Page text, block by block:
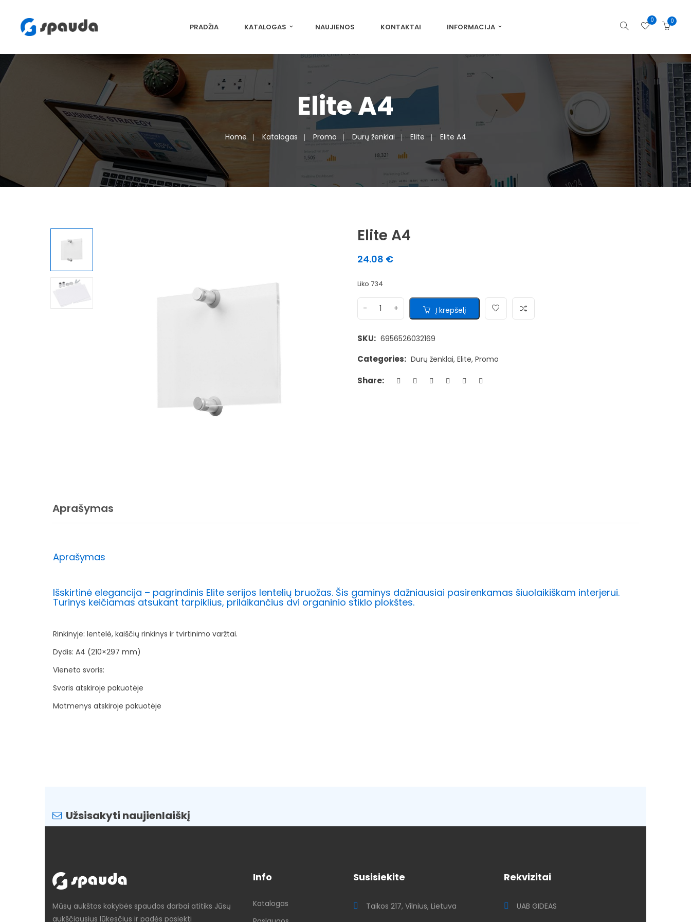
PRADŽIA KATALOGAS NAUJIENOS KONTAKTAI INFORMACIJA
0 0
Elite A4
Home Katalogas Promo Durų ženklai Elite Elite A4
Elite A4
24.08 €
Liko 734
Į krepšelį
SKU: 6956526032169
Categories: Durų ženklai, Elite, Promo
Share:
Aprašymas
Aprašymas
Išskirtinė elegancija – pagrindinis Elite serijos lentelių bruožas. Šis gaminys dažniausiai pasirenkamas šiuolaikiškam interjerui.
Turinys keičiamas atsukant tarpiklius, prilaikančius dvi organinio stiklo plokštes.
Rinkinyje: lentelė, kaiščių rinkinys ir tvirtinimo varžtai.
Dydis: A4 (210×297 mm)
Vieneto svoris:
Svoris atskiroje pakuotėje
Matmenys atskiroje pakuotėje
Užsisakyti naujienlaiškį
Mūsų aukštos kokybės spaudos darbai atitiks Jūsų
aukščiausius lūkesčius ir padės pasiekti
Info
Katalogas
Susisiekite
Taikos 217, Vilnius, Lietuva
Rekvizitai
UAB GIDEAS